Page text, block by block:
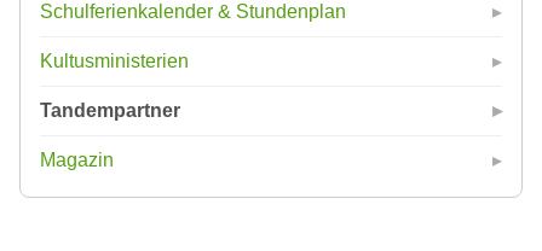
Schulferienkalender & Stundenplan
Kultusministerien
Tandempartner
Magazin